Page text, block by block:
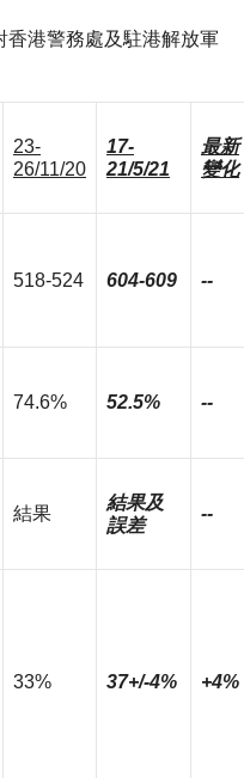
香港警務處及駐港解放軍
23-
26/11/20
17-
21/5/21
最新
變化
518-524 604-609 --
74.6% 52.5% --
結果
結果及
誤差
--
33% 37+/-4% +4%